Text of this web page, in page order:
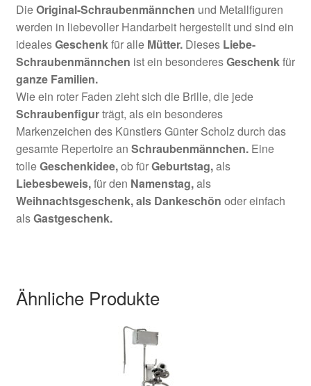
DieOriginal-Schraubenmännchen und Metallfiguren
werden in liebevoller Handarbeit hergestellt und sind ein
idealesGeschenkfür alle Mütter.Dieses Liebe-
Schraubenmännchen ist ein besonderesGeschenkfür
ganzeFamilien.
Wie ein roter Faden zieht sich die Brille, die jede
Schraubenfigurträgt, als ein besonderes
Markenzeichen des Künstlers Günter Scholz durch das
gesamte Repertoire an Schraubenmännchen.Eine
tolleGeschenkidee,ob fürGeburtstag,als
Liebesbeweis,für den Namenstag,als
Weihnachtsgeschenk,als Dankeschön oder einfach
alsGastgeschenk.
Ähnliche Produkte